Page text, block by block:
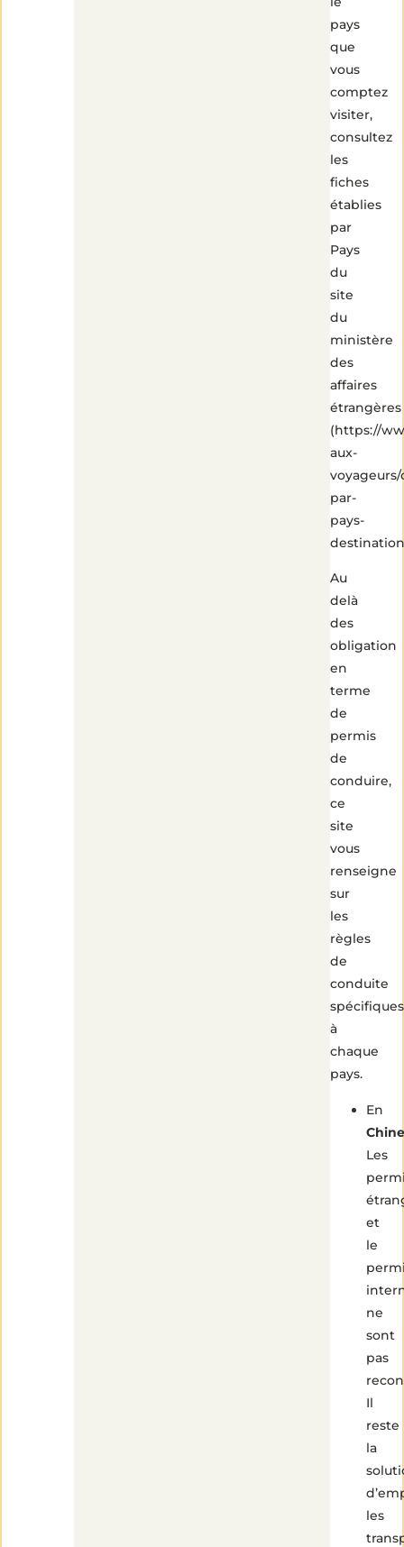
pays
que
vous
comptez
visiter,
consultez
les
fiches
établies
par
Pays
du
site
du
ministère
des
affaires
étrangères
(https://
aux-
par-
pays-
Au
delà
des
obligation
en
terme
de
permis
de
conduire,
ce
site
vous
renseigne
sur
les
règles
de
conduite
spécifiques
à
chaque
pays.
En
Chine
Les
et
le
ne
sont
pas
Il
reste
la
les